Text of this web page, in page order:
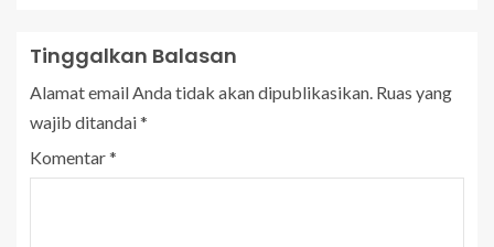
Tinggalkan Balasan
Alamat email Anda tidak akan dipublikasikan. Ruas yang
wajib ditandai*
Komentar*